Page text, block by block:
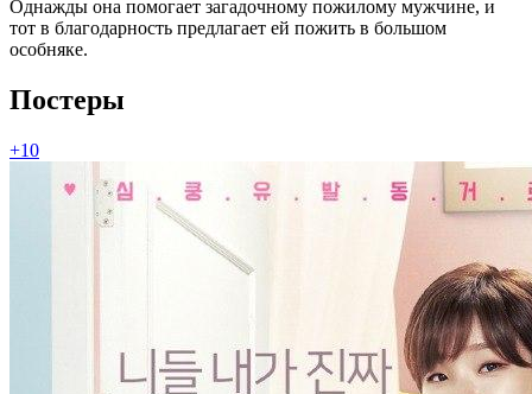
Однажды она помогает загадочному пожилому мужчине, и
тот в благодарность предлагает ей пожить в большом
особняке.
Постеры
+10